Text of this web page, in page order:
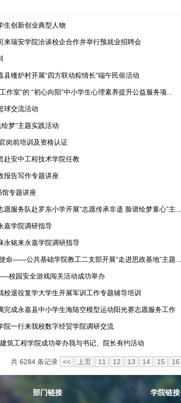
生创新创业典型人物
来瑞安学院洽谈校企合作并举行预就业招聘会
镬炉村开展“四方联动粽情长”端午民俗活动
作室”的 “初心向阳”中小学生心理素养提升公益服务项...
球交流活动
梦”主题实践活动
岗前培训及资格认证
赴安中工程技术学院任教
报告写作专题讲座
馆专题讲座
服务队赴罗东小学开展“志愿传承非遗 脸谱绘梦童心”主...
嘉学院调研指导
永铭来永嘉学院调研指导
命——公共基础学院教工二支部开展“走进思政基地”主题...
校园安全游戏闯关活动成功举办
校退役复学大学生开展军训工作专题辅导培训
完成永嘉县中小学生海陆空模型运动阳光赛志愿服务工作
院一行来我校数字经贸学院调研交流
筑工程学院成功举办我与书记、院长有约活动
共 6284 条记录 << 上页 11 12 13 14 15 16
部门链接 学院链接